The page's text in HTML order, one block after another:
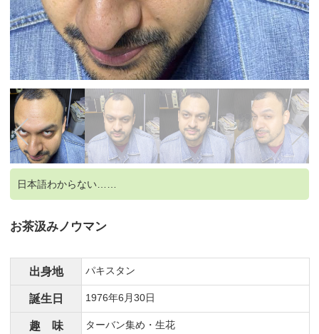
日本語わからない……
お茶汲みノウマン
出身地 パキスタン
誕生日 1976年6月30日
趣 味 ターバン集め・生花